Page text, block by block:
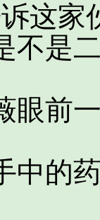
家
不是
前
的药